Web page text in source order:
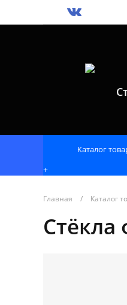
Каталог
+
Главная / Каталог
Стёкла